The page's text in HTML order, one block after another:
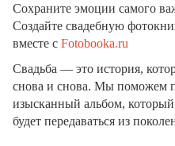
Сохраните эмоции самого
Создайте свадебную
вместе с Fotobooka.ru
Свадьба — это история,
снова и снова. Мы поможем
изысканный альбом,
будет передаваться из